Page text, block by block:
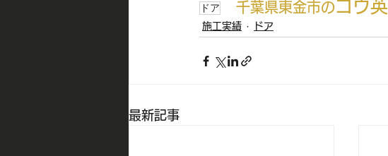
ドア
施工実績 ドア
最新記事
千葉県東金市のコウ英